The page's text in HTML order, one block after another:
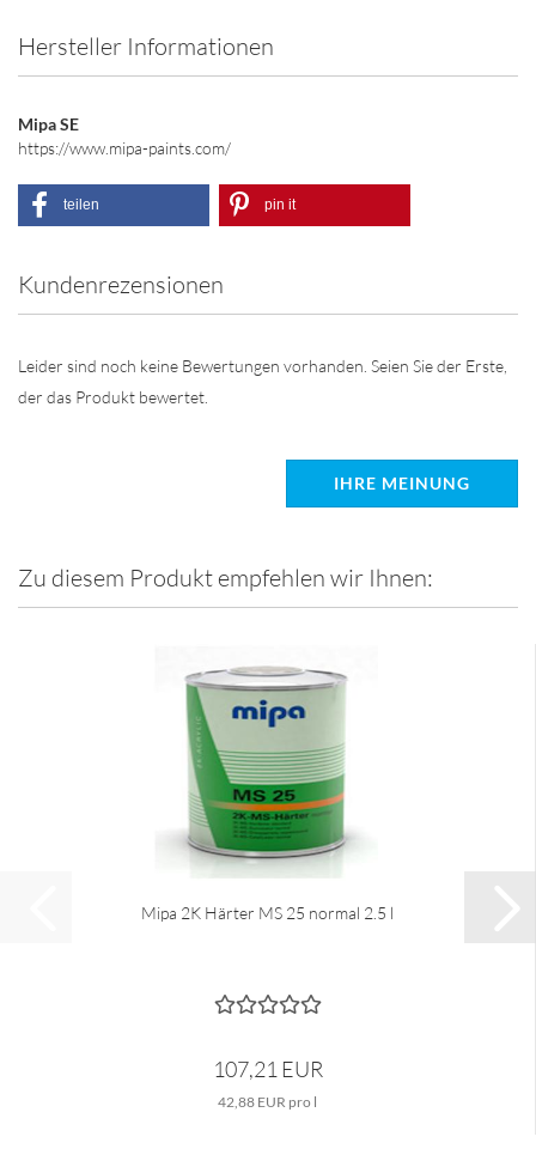
Hersteller Informationen
Mipa SE
https://www.mipa-paints.com/
teilen pin it
Kundenrezensionen
Leider sind noch keine Bewertungen vorhanden. Seien Sie der Erste,
der das Produkt bewertet.
IHRE MEINUNG
Zu diesem Produkt empfehlen wir Ihnen:
Mipa 2K Härter MS 25 normal 2.5 l
107,21 EUR
42,88 EUR pro l